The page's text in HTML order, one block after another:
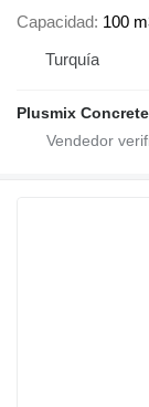
Capacidad 100
Turquía
Plusmix